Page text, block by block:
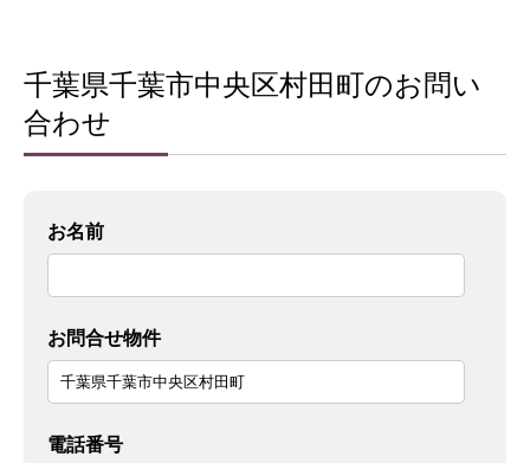
千葉県千葉市中央区村田町のお問い
合わせ
お名前
お問合せ物件
電話番号